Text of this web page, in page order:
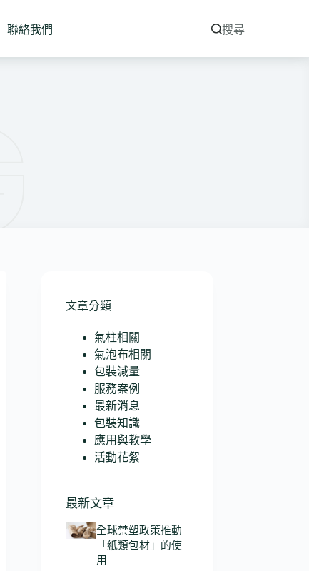
聯絡我們 搜尋
文章分類
氣柱相關
氣泡布相關
包裝減量
服務案例
最新消息
包裝知識
應用與教學
活動花絮
最新文章
全球禁塑政策推動
「紙類包材」的使
用